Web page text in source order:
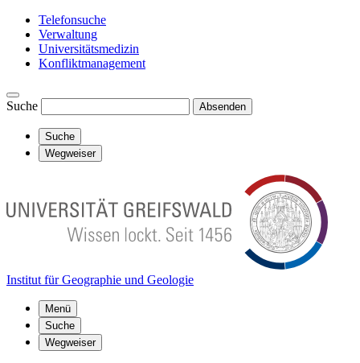
Telefonsuche
Verwaltung
Universitätsmedizin
Konfliktmanagement
Suche Absenden
Suche
Wegweiser
Institut für Geographie und Geologie
Menü
Suche
Wegweiser